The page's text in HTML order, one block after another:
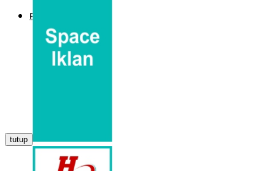
PARLEMEN
tutup